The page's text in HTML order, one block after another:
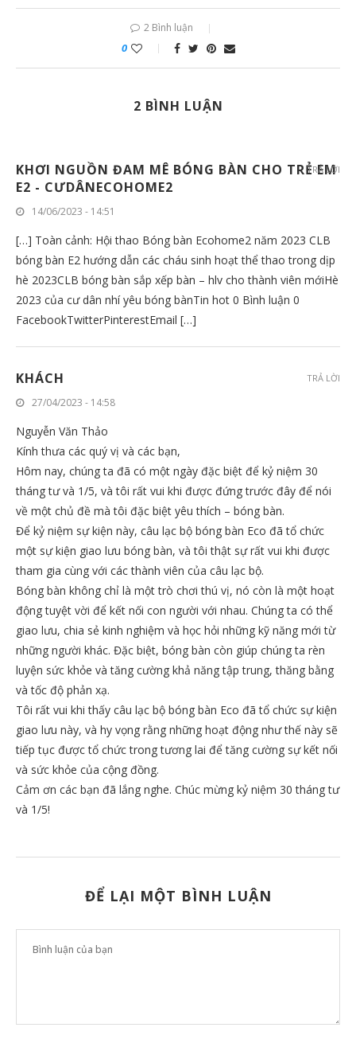
2 Bình luận
0
2 BÌNH LUẬN
KHƠI NGUỒN ĐAM MÊ BÓNG BÀN CHO TRẺ EM
E2 - CƯDÂNECOHOME2
14/06/2023 - 14:51
[…] Toàn cảnh: Hội thao Bóng bàn Ecohome2 năm 2023 CLB
bóng bàn E2 hướng dẫn các cháu sinh hoạt thể thao trong dịp
hè 2023CLB bóng bàn sắp xếp bàn – hlv cho thành viên mớiHè
2023 của cư dân nhí yêu bóng bànTin hot 0 Bình luận 0
FacebookTwitterPinterestEmail […]
TRẢ LỜI
KHÁCH
27/04/2023 - 14:58
Nguyễn Văn Thảo
Kính thưa các quý vị và các bạn,
Hôm nay, chúng ta đã có một ngày đặc biệt để kỷ niệm 30
tháng tư và 1/5, và tôi rất vui khi được đứng trước đây để nói
về một chủ đề mà tôi đặc biệt yêu thích – bóng bàn.
Để kỷ niệm sự kiện này, câu lạc bộ bóng bàn Eco đã tổ chức
một sự kiện giao lưu bóng bàn, và tôi thật sự rất vui khi được
tham gia cùng với các thành viên của câu lạc bộ.
Bóng bàn không chỉ là một trò chơi thú vị, nó còn là một hoạt
động tuyệt vời để kết nối con người với nhau. Chúng ta có thể
giao lưu, chia sẻ kinh nghiệm và học hỏi những kỹ năng mới từ
những người khác. Đặc biệt, bóng bàn còn giúp chúng ta rèn
luyện sức khỏe và tăng cường khả năng tập trung, thăng bằng
và tốc độ phản xạ.
Tôi rất vui khi thấy câu lạc bộ bóng bàn Eco đã tổ chức sự kiện
giao lưu này, và hy vọng rằng những hoạt động như thế này sẽ
tiếp tục được tổ chức trong tương lai để tăng cường sự kết nối
và sức khỏe của cộng đồng.
Cảm ơn các bạn đã lắng nghe. Chúc mừng kỷ niệm 30 tháng tư
và 1/5!
TRẢ LỜI
ĐỂ LẠI MỘT BÌNH LUẬN